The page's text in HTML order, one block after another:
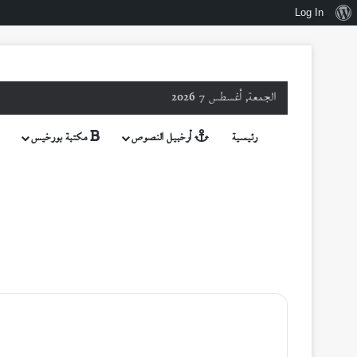
نبذةLog In
الجمعة, أغسطس 7 2026
رئيسية أرخبيل النصوص مكتبة بورخيس